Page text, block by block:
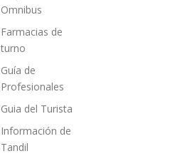
Omnibus
Farmacias de
turno
Guía de
Profesionales
Guia del Turista
Información de
Tandil